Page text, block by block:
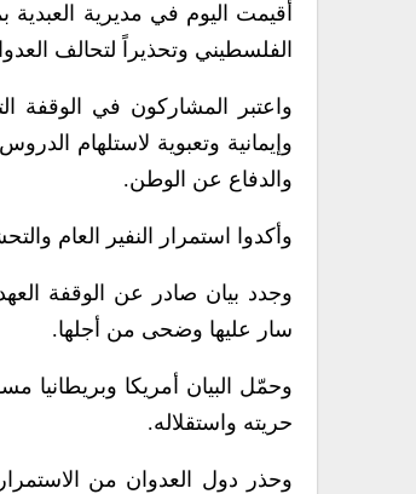
أقيمت اليوم في مديرية
الفلسطيني وتحذيراً لتحالف
واعتبر المشاركون في الوقفة
وإيمانية وتعبوية لاستلهام
والدفاع عن الوطن.
وأكدوا استمرار النفير العام
وجدد بيان صادر عن الوقفة
سار عليها وضحى من أجلها.
وحمّل البيان أمريكا وبريطانيا
حريته واستقلاله.
وحذر دول العدوان من الاستمرار